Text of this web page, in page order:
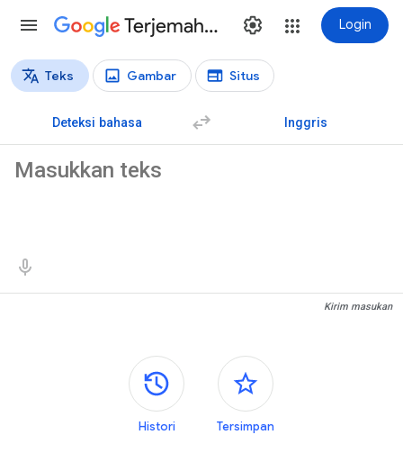
Terjemahan Login
Jenis terjemahan
Teks Gambar Situs
Deteksi bahasa Inggris
Kirim masukan
Panel samping
Histori Tersimpan